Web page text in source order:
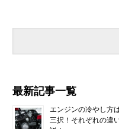
最新記事一覧
エンジンの冷やし方
三択！それぞれの違